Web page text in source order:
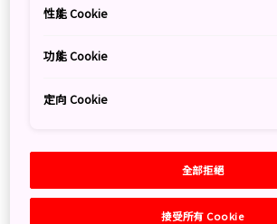
作為九十九島的玄關口，九十九島珍珠
與航海樂趣的帆船航行，還有浪漫的日
的採珍珠體驗活動也很受旅客歡迎，在
品。來到長崎，除了要品嚐佐世保名產
漢堡外，每年11月和2月在這裏舉行的
薦，可以品嚐到美味的九十九島特產蠔。
性能 Cookie
功能 Cookie
定向 Cookie
全部拒絕
接受所有 Cookie